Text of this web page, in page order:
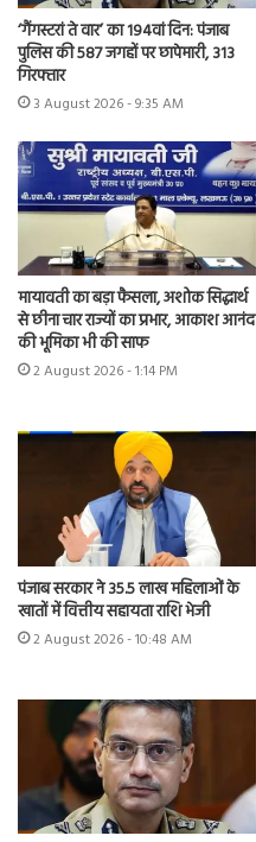
‘गैंगस्टरां ते वार’ का 194वां दिन: पंजाब
पुलिस की 587 जगहों पर छापेमारी, 313
गिरफ्तार
3 August 2026 - 9:35 AM
मायावती का बड़ा फैसला, अशोक सिद्धार्थ
से छीना चार राज्यों का प्रभार, आकाश आनंद
की भूमिका भी की साफ
2 August 2026 - 1:14 PM
पंजाब सरकार ने 35.5 लाख महिलाओं के
खातों में वित्तीय सहायता राशि भेजी
2 August 2026 - 10:48 AM